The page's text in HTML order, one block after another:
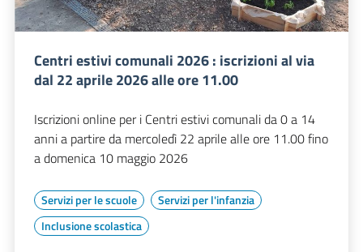
Centri estivi comunali 2026 : iscrizioni al via
dal 22 aprile 2026 alle ore 11.00
Iscrizioni online per i Centri estivi comunali da 0 a 14
anni a partire da mercoledì 22 aprile alle ore 11.00 fino
a domenica 10 maggio 2026
Servizi per le scuole
Servizi per l'infanzia
Inclusione scolastica